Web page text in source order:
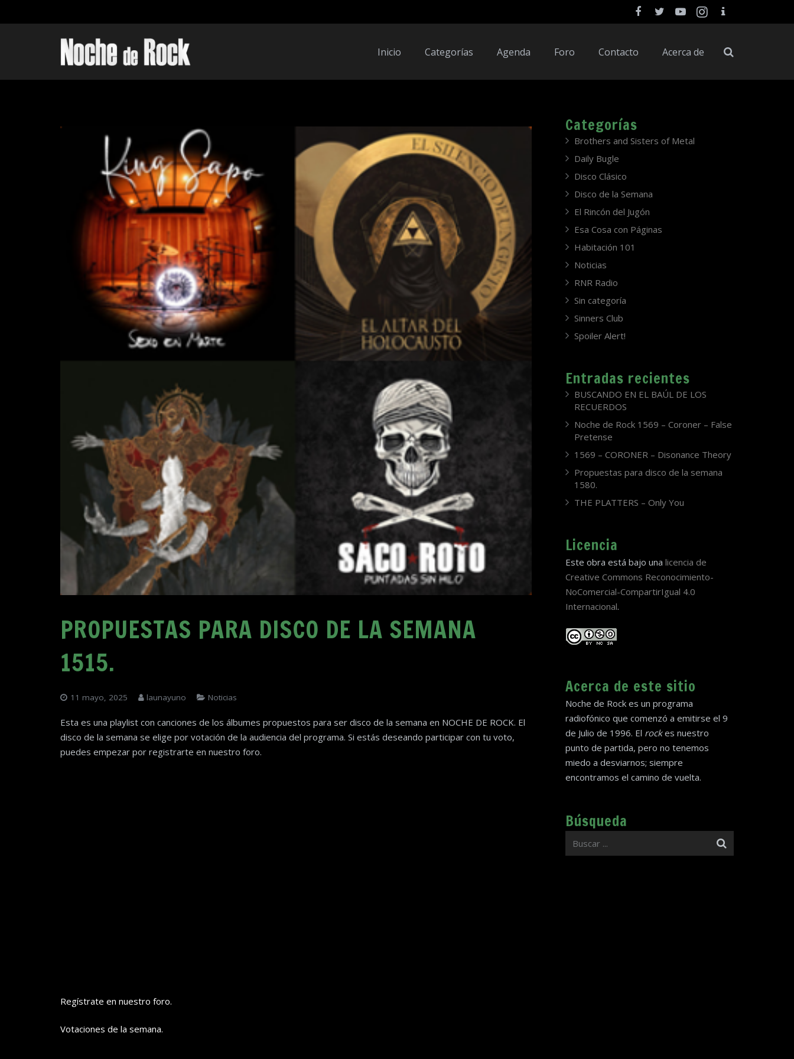
Inicio Categorías Agenda Foro Contacto Acerca de
PROPUESTAS PARA DISCO DE LA SEMANA
1515.
11 mayo, 2025 launayuno Noticias
Esta es una playlist con canciones de los álbumes propuestos para ser disco de la semana en NOCHE DE ROCK. El
disco de la semana se elige por votación de la audiencia del programa. Si estás deseando participar con tu voto,
puedes empezar por registrarte en nuestro foro.
Regístrate en nuestro foro.
Votaciones de la semana.
Categorías
Brothers and Sisters of Metal
Daily Bugle
Disco Clásico
Disco de la Semana
El Rincón del Jugón
Esa Cosa con Páginas
Habitación 101
Noticias
RNR Radio
Sin categoría
Sinners Club
Spoiler Alert!
Entradas recientes
BUSCANDO EN EL BAÚL DE LOS
RECUERDOS
Noche de Rock 1569 – Coroner – False
Pretense
1569 – CORONER – Disonance Theory
Propuestas para disco de la semana
1580.
THE PLATTERS – Only You
Licencia
Este obra está bajo una licencia de
Creative Commons Reconocimiento-
NoComercial-CompartirIgual 4.0
Internacional.
Acerca de este sitio
Noche de Rock es un programa
radiofónico que comenzó a emitirse el 9
de Julio de 1996. El rockes nuestro
punto de partida, pero no tenemos
miedo a desviarnos; siempre
encontramos el camino de vuelta.
Búsqueda